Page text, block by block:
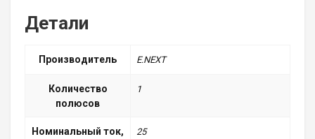
Детали
Производитель E.NEXT
Количество
полюсов
1
Номинальный ток,
25